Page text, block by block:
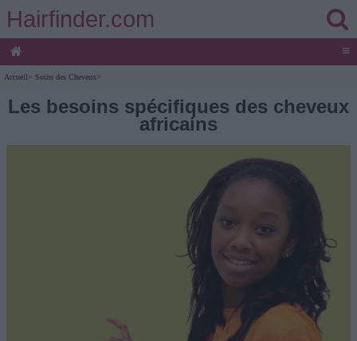
Hairfinder.com
≡
Accueil> Soins des Cheveux>
Les besoins spécifiques des cheveux
africains